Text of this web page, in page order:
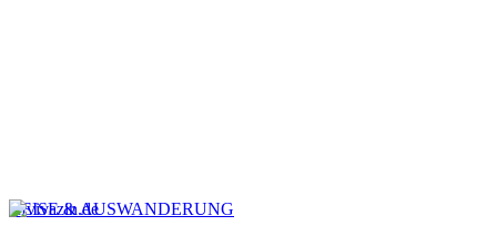
REISE & AUSWANDERUNG